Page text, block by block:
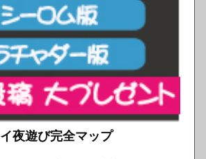
夜遊び完全マップ